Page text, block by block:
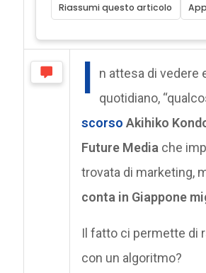
Riassumi questo articolo
I
n attesa di vedere
quotidiano,
scorso Akihiko
Future Media che
trovata di marketing,
conta in Giappone
Il fatto ci permette di
con un algoritmo?